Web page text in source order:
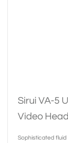
Sirui VA-5
Video Head
Sophisticated